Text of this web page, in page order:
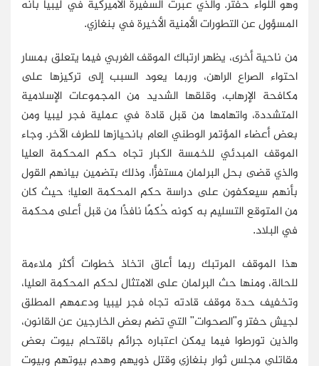
وهو اللواء حفتر. والذي عبَّرت السفيرة الأميركية في ليبيا بأنه
المسؤول عن التطورات الأمنية الأخيرة في بنغازي.
من ناحية أخرى، يظهر ارتباك الموقف الغربي فيما يتعلق بمسار
احتواء الصراع الراهن، وربما يعود السبب إلى تركيزها على
مكافحة الإرهاب، وقلقها الشديد من المجموعات الإسلامية
المتشددة، واتهامها من قبل قادة في عملية فجر ليبيا ومن
بعض أعضاء المؤتمر الوطني العام بانحيازها للطرف الآخر. وجاء
الموقف المبدئي للخمسة الكبار تجاه حكم المحكمة العليا
والذي قضى بحل البرلمان مستفزًّا، وذلك بتضمين بيانهم القول
بأنهم سيعكفون على دراسة حكم المحكمة العليا؛ حيث كان
من المتوقع التسليم به كونه حُكمًا نافذًا من قبل أعلى محكمة
في البلاد.
هذا الموقف المرتبك ربما أعاق اتخاذ خطوات أكثر ملاءمة
للحالة، ومنها حث البرلمان على الامتثال لحكم المحكمة العليا،
وتخفيف حدة موقف قادته تجاه فجر ليبيا ودعمهم المطلق
لجيش حفتر و"الصحوات" التي تضم بعض الخارجين عن القانون،
والذين تورطوا فيما يمكن اعتباره جرائم باقتحام بيوت بعض
مقاتلي مجلس ثوار بنغازي وقتل ذويهم وهدم بيوتهم وبيوت